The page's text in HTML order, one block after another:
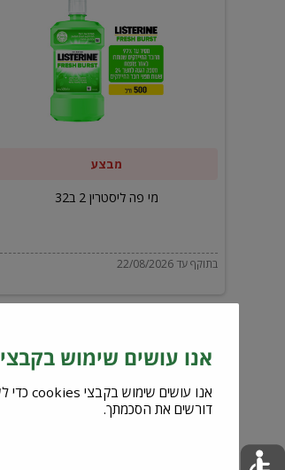
ליסטרין
מבצע
מי פה ליסטרין 2 ב32
בתוקף עד 22/08/2026
אנו עושים שימוש בקבצי cookies כדי לשפר את השירות וחוויית המשתמש
דורשים את הסכמתך.